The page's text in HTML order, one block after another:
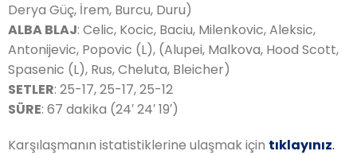
Derya Güç, İrem, Burcu, Duru)
ALBA BLAJ: Celic, Kocic, Baciu, Milenkovic, Aleksic,
Antonijevic, Popovic (L), (Alupei, Malkova, Hood Scott,
Spasenic (L), Rus, Cheluta, Bleicher)
SETLER: 25-17, 25-17, 25-12
SÜRE: 67 dakika (24′ 24′ 19′)
Karşılaşmanın istatistiklerine ulaşmak için tıklayınız.